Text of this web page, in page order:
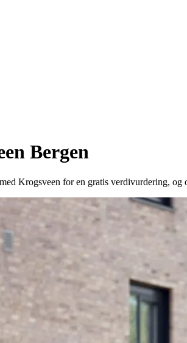
Bergen
Krogsveen for en gratis verdivurdering, og